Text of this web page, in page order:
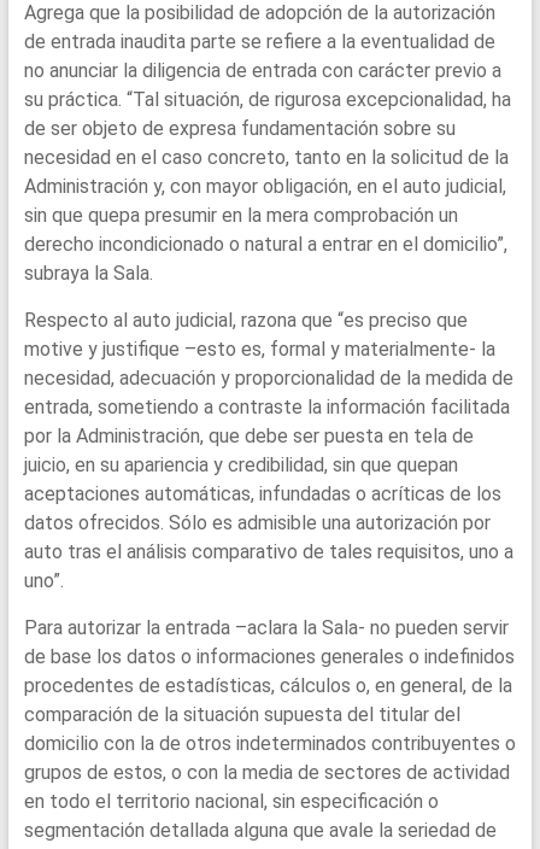
Agrega que la posibilidad de adopción de la autorización
de entrada inaudita parte se refiere a la eventualidad de
no anunciar la diligencia de entrada con carácter previo a
su práctica. “Tal situación, de rigurosa excepcionalidad, ha
de ser objeto de expresa fundamentación sobre su
necesidad en el caso concreto, tanto en la solicitud de la
Administración y, con mayor obligación, en el auto judicial,
sin que quepa presumir en la mera comprobación un
derecho incondicionado o natural a entrar en el domicilio”,
subraya la Sala.
Respecto al auto judicial, razona que “es preciso que
motive y justifique –esto es, formal y materialmente- la
necesidad, adecuación y proporcionalidad de la medida de
entrada, sometiendo a contraste la información facilitada
por la Administración, que debe ser puesta en tela de
juicio, en su apariencia y credibilidad, sin que quepan
aceptaciones automáticas, infundadas o acríticas de los
datos ofrecidos. Sólo es admisible una autorización por
auto tras el análisis comparativo de tales requisitos, uno a
uno”.
Para autorizar la entrada –aclara la Sala- no pueden servir
de base los datos o informaciones generales o indefinidos
procedentes de estadísticas, cálculos o, en general, de la
comparación de la situación supuesta del titular del
domicilio con la de otros indeterminados contribuyentes o
grupos de estos, o con la media de sectores de actividad
en todo el territorio nacional, sin especificación o
segmentación detallada alguna que avale la seriedad de